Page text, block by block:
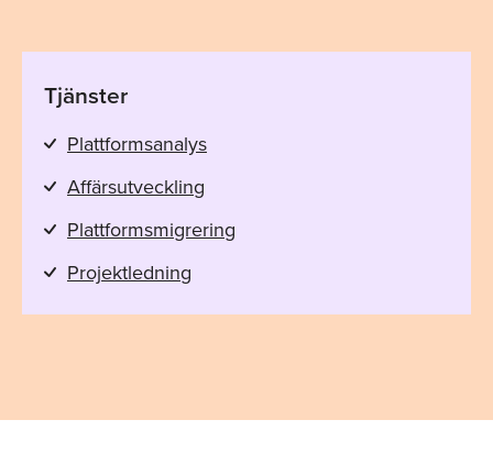
Tjänster
Plattformsanalys
Affärsutveckling
Plattformsmigrering
Projektledning